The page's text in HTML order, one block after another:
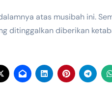
atas musibah ini.
ditinggalkan diberikan